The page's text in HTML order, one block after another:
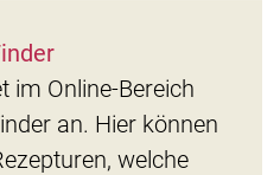
im Online-Bereich
an. Hier können
welche